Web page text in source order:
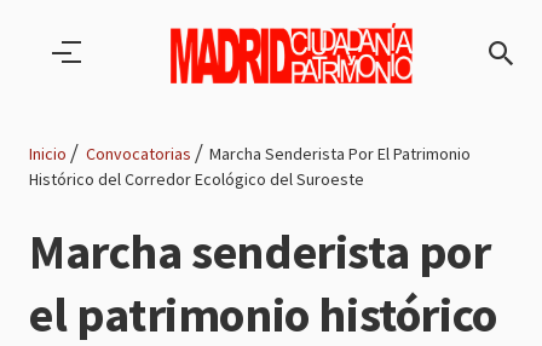
de
navegación
Inicio Convocatorias
Marcha Senderista Por El Patrimonio
Histórico del Corredor Ecológico del Suroeste
Marcha senderista por
el patrimonio histórico